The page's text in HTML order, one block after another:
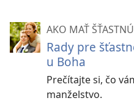
AKO MAŤ
Rady pre
u Boha
Prečítajte si, čo
manželstvo.